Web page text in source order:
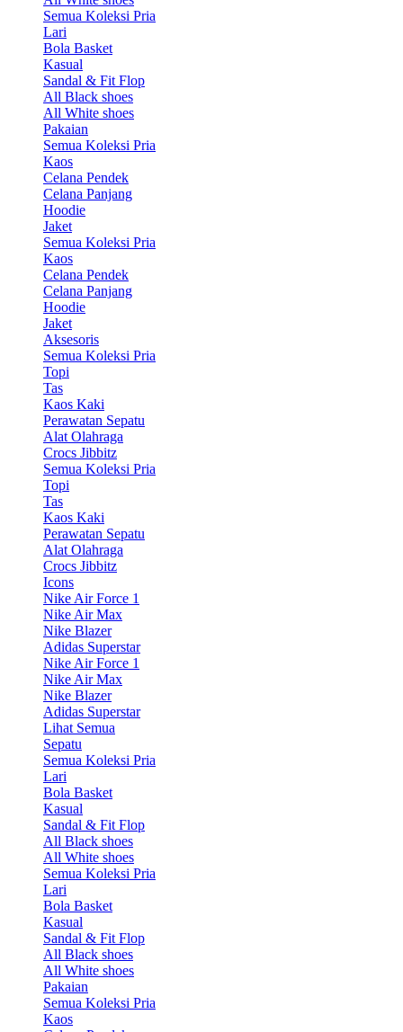
Semua Koleksi Pria
Lari
Bola Basket
Kasual
Sandal & Fit Flop
All Black shoes
All White shoes
Pakaian
Semua Koleksi Pria
Kaos
Celana Pendek
Celana Panjang
Hoodie
Jaket
Semua Koleksi Pria
Kaos
Celana Pendek
Celana Panjang
Hoodie
Jaket
Aksesoris
Semua Koleksi Pria
Topi
Tas
Kaos Kaki
Perawatan Sepatu
Alat Olahraga
Crocs Jibbitz
Semua Koleksi Pria
Topi
Tas
Kaos Kaki
Perawatan Sepatu
Alat Olahraga
Crocs Jibbitz
Icons
Nike Air Force 1
Nike Air Max
Nike Blazer
Adidas Superstar
Nike Air Force 1
Nike Air Max
Nike Blazer
Adidas Superstar
Lihat Semua
Sepatu
Semua Koleksi Pria
Lari
Bola Basket
Kasual
Sandal & Fit Flop
All Black shoes
All White shoes
Semua Koleksi Pria
Lari
Bola Basket
Kasual
Sandal & Fit Flop
All Black shoes
All White shoes
Pakaian
Semua Koleksi Pria
Kaos